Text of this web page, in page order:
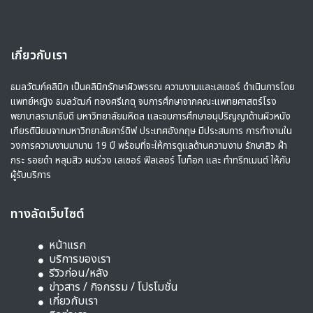
เกี่ยวกับเรา
ธมลวัฒก์คลินิก เป็นคลินิกรักษาผิวพรรณ ความงามและเลเซอร์ ดำเนินการโดย
แพทย์หญิง ธมลวัฒก์ ทองศรีเกตุ จบการศึกษาจากคณะแพทยศาสตร์โรง
พยาบาลรามาธิบดี มหาวิทยาลัยมหิดล และจบการศึกษาอนุปริญญาด้านผิวหนัง
เกียรตินิยมจากมหาวิทยาลัยคาร์ดิฟ ประเทศอังกฤษ มีประสบการ การทำงานใน
วงการความงามมานาน 19 ปี พร้อมที่จะให้การดูแลด้านความงาม รักษาสิว ฝ้า
กระ รอยดำ หลุมสิว ผมร่วง เลเซอร์ ฟิลเลอร์ โบท็อก และ ทำทรีทเมนต์ ให้กับ
ผู้รับบริการ
ทางลัดเว็บไซต์
หน้าแรก
บริการของเรา
รีวิวก่อน/หลัง
ข่าวสาร / กิจกรรม / โปรโมชั่น
เกี่ยวกับเรา